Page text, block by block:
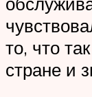
то, что
стране и